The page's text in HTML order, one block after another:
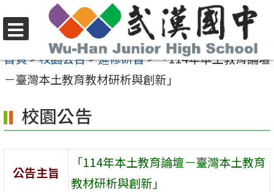
至
容
區
選
單
首頁>校園公告>進修研習>「114年本土教育論壇
－臺灣本土教育教材研析與創新」
校園公告
公告主旨
「114年本土教育論壇－臺灣本土教育
教材研析與創新」